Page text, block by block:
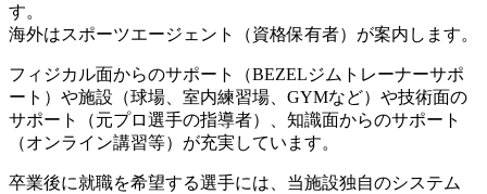
す。
海外はスポーツエージェント（資格保有者）が案内します。
フィジカル面からのサポート（BEZELジムトレーナーサポ
ート）や施設（球場、室内練習場、GYMなど）や技術面の
サポート（元プロ選手の指導者）、知識面からのサポート
（オンライン講習等）が充実しています。
卒業後に就職を希望する選手には、当施設独自のシステム